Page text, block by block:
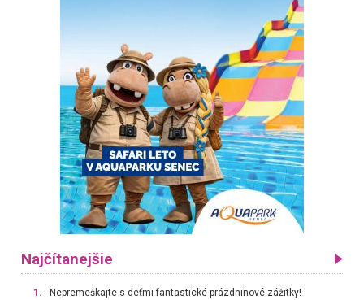
Najčítanejšie
1. Nepremeškajte s deťmi fantastické prázdninové zážitky!